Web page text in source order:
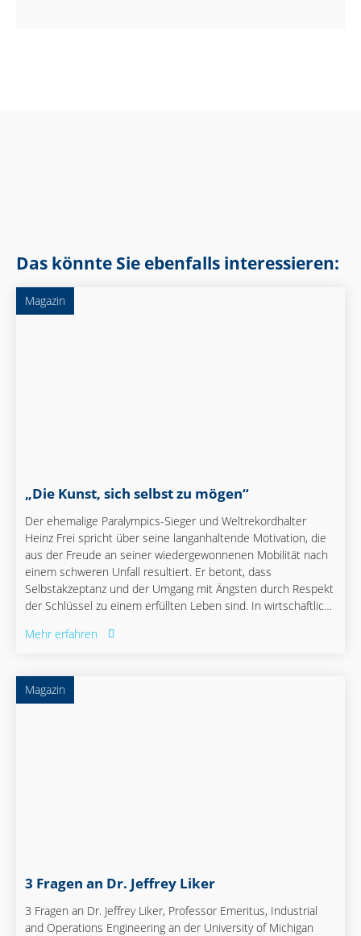
Das könnte Sie ebenfalls interessieren:
Magazin
„Die Kunst, sich selbst zu mögen“
Der ehemalige Paralympics-Sieger und Weltrekordhalter
Heinz Frei spricht über seine langanhaltende Motivation, die
aus der Freude an seiner wiedergewonnenen Mobilität nach
einem schweren Unfall resultiert. Er betont, dass
Selbstakzeptanz und der Umgang mit Ängsten durch Respekt
der Schlüssel zu einem erfüllten Leben sind. In wirtschaftlich
Führung Vertrauen und Zuversicht bei Mitarbeitenden
gesellschaftlich relevante Themen wie Inklusion und
Integration voranzutreiben.
Mehr erfahren
Magazin
3 Fragen an Dr. Jeffrey Liker
3 Fragen an Dr. Jeffrey Liker, Professor Emeritus, Industrial
and Operations Engineering an der University of Michigan